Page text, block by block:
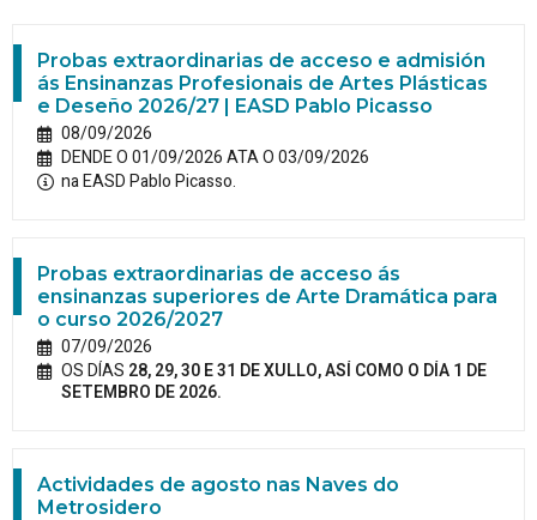
Probas extraordinarias de acceso e admisión
ás Ensinanzas Profesionais de Artes Plásticas
e Deseño 2026/27 | EASD Pablo Picasso
08/09/2026
DENDE O 01/09/2026 ATA O 03/09/2026
na EASD Pablo Picasso.
Probas extraordinarias de acceso ás
ensinanzas superiores de Arte Dramática para
o curso 2026/2027
07/09/2026
OS DÍAS 28, 29, 30 E 31 DE XULLO, ASÍ COMO O DÍA 1 DE
SETEMBRO DE 2026.
Actividades de agosto nas Naves do
Metrosidero